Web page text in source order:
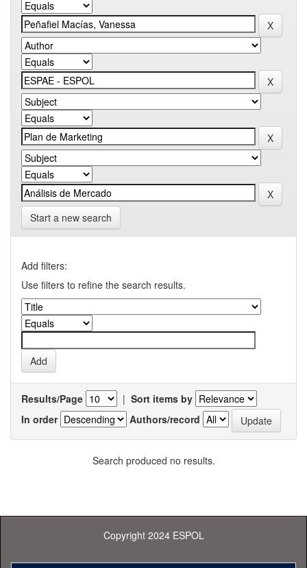
Start a new search
Add filters:
Use filters to refine the search results.
Results/Page | Sort items by
In order
Authors/record
Search produced no results.
Copyright 2024 ESPOL